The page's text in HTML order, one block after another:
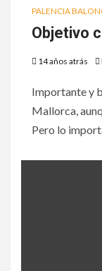
PALENCIA
Objetivo
14 años atrás
Importante y
Mallorca,
Pero lo